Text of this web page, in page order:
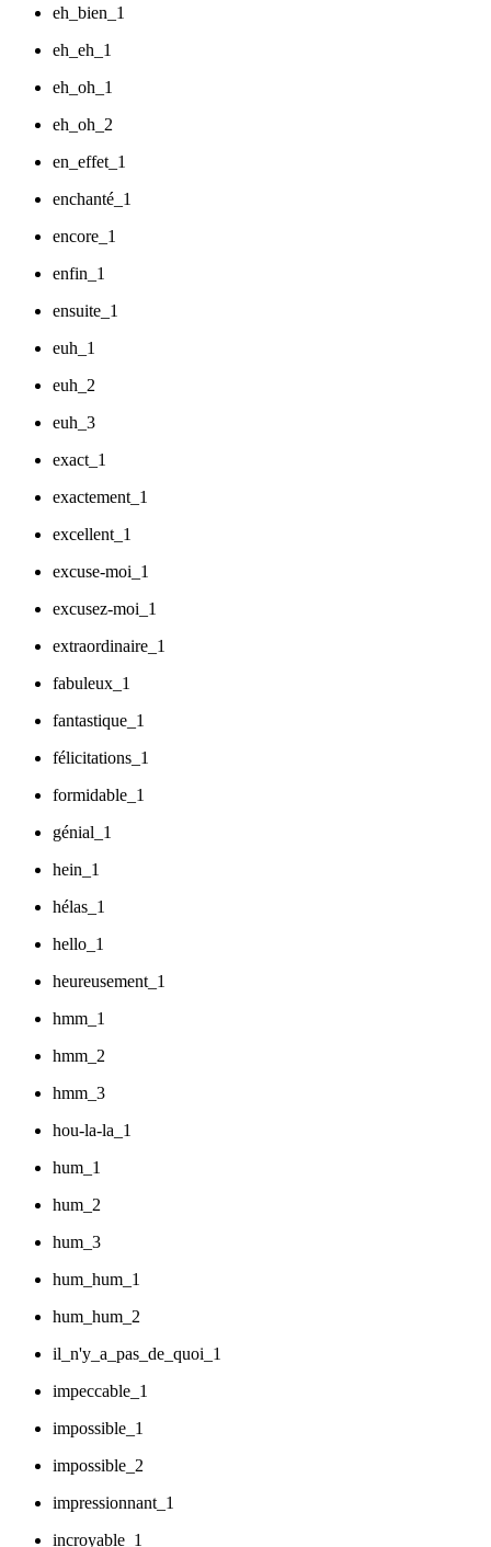
eh_bien_1
eh_eh_1
eh_oh_1
eh_oh_2
en_effet_1
enchanté_1
encore_1
enfin_1
ensuite_1
euh_1
euh_2
euh_3
exact_1
exactement_1
excellent_1
excuse-moi_1
excusez-moi_1
extraordinaire_1
fabuleux_1
fantastique_1
félicitations_1
formidable_1
génial_1
hein_1
hélas_1
hello_1
heureusement_1
hmm_1
hmm_2
hmm_3
hou-la-la_1
hum_1
hum_2
hum_3
hum_hum_1
hum_hum_2
il_n'y_a_pas_de_quoi_1
impeccable_1
impossible_1
impossible_2
impressionnant_1
incroyable_1